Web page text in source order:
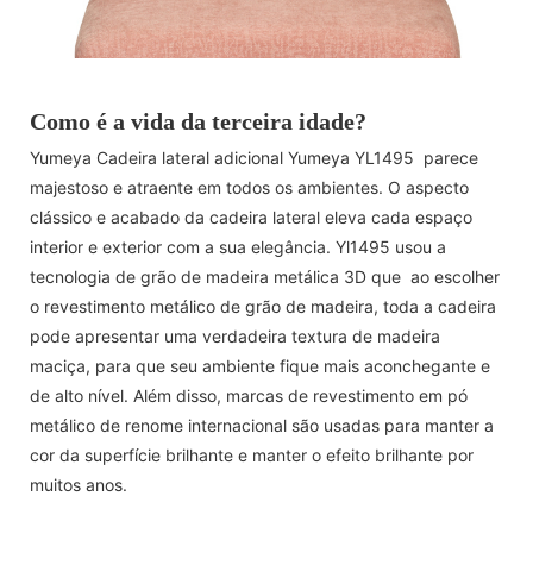
Como é a vida da terceira idade?
Yumeya Cadeira lateral adicional Yumeya YL1495 parece
majestoso e atraente em todos os ambientes. O aspecto
clássico e acabado da cadeira lateral eleva cada espaço
interior e exterior com a sua elegância. Yl1495 usou a
tecnologia de grão de madeira metálica 3D que ao escolher
o revestimento metálico de grão de madeira, toda a cadeira
pode apresentar uma verdadeira textura de madeira
maciça, para que seu ambiente fique mais aconchegante e
de alto nível. Além disso, marcas de revestimento em pó
metálico de renome internacional são usadas para manter a
cor da superfície brilhante e manter o efeito brilhante por
muitos anos.